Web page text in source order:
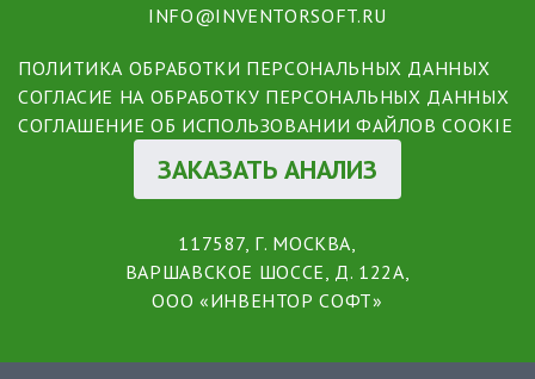
INFO@INVENTORSOFT.RU
ПОЛИТИКА ОБРАБОТКИ ПЕРСОНАЛЬНЫХ ДАННЫХ
СОГЛАСИЕ НА ОБРАБОТКУ ПЕРСОНАЛЬНЫХ ДАННЫХ
СОГЛАШЕНИЕ ОБ ИСПОЛЬЗОВАНИИ ФАЙЛОВ COOKIE
ЗАКАЗАТЬ АНАЛИЗ
117587, Г. МОСКВА,
ВАРШАВСКОЕ ШОССЕ, Д. 122А,
ООО «ИНВЕНТОР СОФТ»